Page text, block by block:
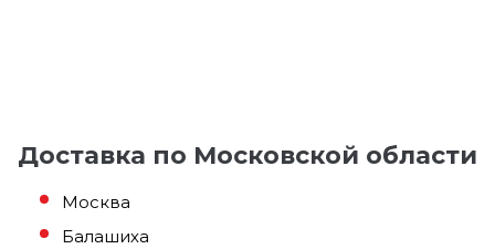
Доставка по Московской области
Москва
Балашиха